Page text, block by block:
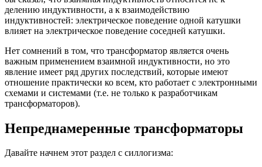
делению индуктивности, а к взаимодействию
индуктивностей: электрическое поведение одной катушки
влияет на электрическое поведение соседней катушки.
Нет сомнений в том, что трансформатор является очень
важным применением взаимной индуктивности, но это
явление имеет ряд других последствий, которые имеют
отношение практически ко всем, кто работает с электронными
схемами и системами (т.е. не только к разработчикам
трансформаторов).
Непреднамеренные трансформаторы
Давайте начнем этот раздел с силлогизма: